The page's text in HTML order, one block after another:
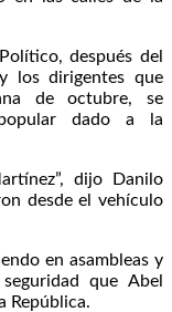
después del
los dirigentes que
de octubre, se
dado a la
dijo Danilo
desde el vehículo
en asambleas y
que Abel
República.